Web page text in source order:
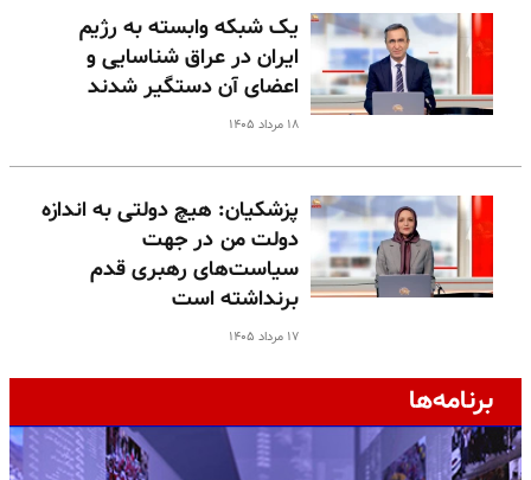
یک شبکه وابسته به رژیم
ایران در عراق شناسایی و
اعضای آن دستگیر شدند
۱۸ مرداد ۱۴۰۵
پزشکیان: هیچ دولتی به اندازه
دولت من در جهت
سیاست‌های رهبری قدم
برنداشته است
۱۷ مرداد ۱۴۰۵
برنامه‌ها